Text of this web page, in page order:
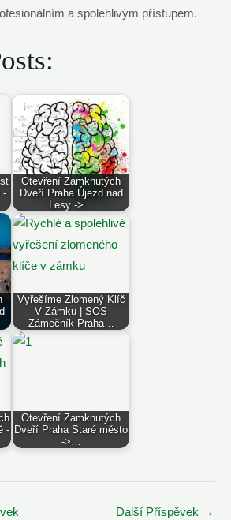
a spolehlivým přístupem.
-
Otevření Zamknutých
Dveří Praha Újezd nad
Lesy ->…
Vyřešíme Zlomený Klíč
V Zámku | SOS
Zámečník Praha…
-
Otevření Zamknutých
Dveří Praha Staré město
->…
Další Příspěvek →